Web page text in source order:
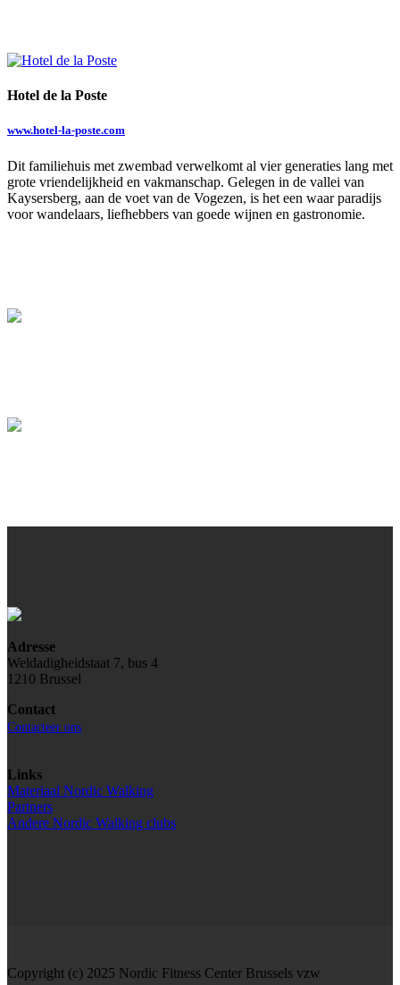
Hotel de la Poste
www.hotel-la-poste.com
Dit familiehuis met zwembad verwelkomt al vier generaties lang met
grote vriendelijkheid en vakmanschap. Gelegen in de vallei van
Kaysersberg, aan de voet van de Vogezen, is het een waar paradijs
voor wandelaars, liefhebbers van goede wijnen en gastronomie.
Adresse
Weldadigheidstaat 7, bus 4
1210 Brussel
Contact
Contacteer ons
Links
Materiaal Nordic Walking
Partners
Andere Nordic Walking clubs
Copyright (c) 2025 Nordic Fitness Center Brussels vzw